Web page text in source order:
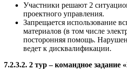
Участники решают 2
проектного управления.
Запрещается использование
материалов (в том числе
посторонняя помощь.
ведет к дисквалификации.
7.2.3.2. 2 тур – командное задание